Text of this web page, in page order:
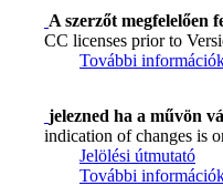
A szerzőt megfelelően
CC licenses prior to
További
jelezned ha a művön
indication of changes is
Jelölési útmutató
További